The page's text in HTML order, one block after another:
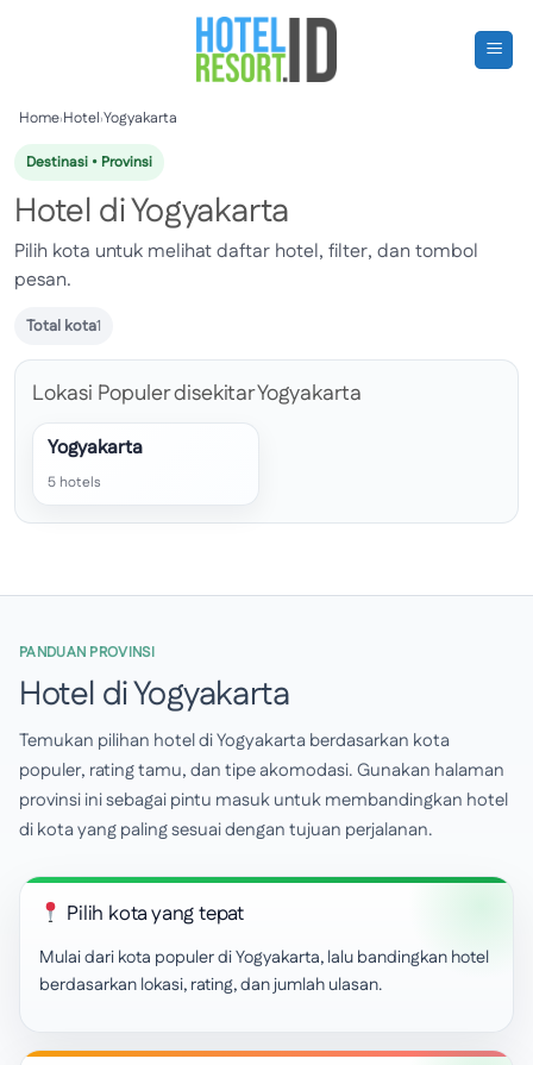
Home›Hotel›Yogyakarta
Destinasi • Provinsi
Hotel di Yogyakarta
Pilih kota untuk melihat daftar hotel, filter, dan tombol
pesan.
Total kota1
Lokasi Populer disekitar Yogyakarta
Yogyakarta
5 hotels
PANDUAN PROVINSI
Hotel di Yogyakarta
Temukan pilihan hotel di Yogyakarta berdasarkan kota
populer, rating tamu, dan tipe akomodasi. Gunakan halaman
provinsi ini sebagai pintu masuk untuk membandingkan hotel
di kota yang paling sesuai dengan tujuan perjalanan.
Pilih kota yang tepat
Mulai dari kota populer di Yogyakarta, lalu bandingkan hotel
berdasarkan lokasi, rating, dan jumlah ulasan.